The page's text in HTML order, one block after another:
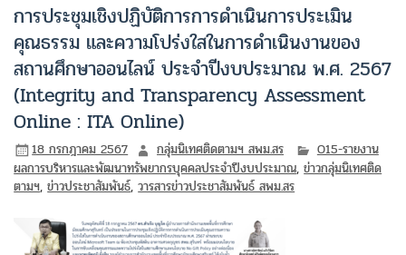
การประชุมเชิงปฏิบัติการการดำเนินการประเมิน
คุณธรรม และความโปร่งใสในการดำเนินงานของ
สถานศึกษาออนไลน์ ประจำปีงบประมาณ พ.ศ. 2567
(Integrity and Transparency Assessment
Online : ITA Online)
18 กรกฎาคม 2567 กลุ่มนิเทศติดตามฯ สพม.สร
O15-รายงาน
ผลการบริหารและพัฒนาทรัพยากรบุคคลประจำปีงบประมาณ,ข่าวกลุ่มนิเทศติด
ตามฯ,ข่าวประชาสัมพันธ์,วารสารข่าวประชาสัมพันธ์ สพม.สร